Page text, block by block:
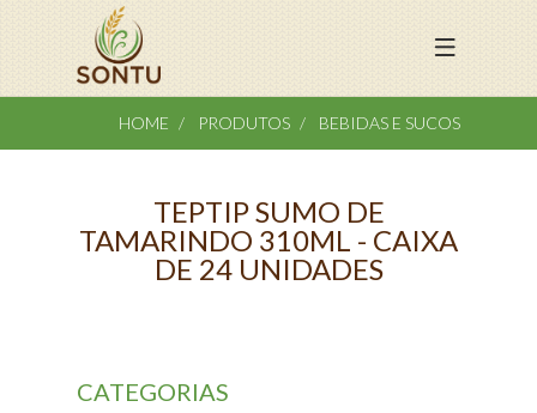
HOME PRODUTOS BEBIDAS E SUCOS
TEPTIP SUMO DE
TAMARINDO 310ML - CAIXA
DE 24 UNIDADES
CATEGORIAS